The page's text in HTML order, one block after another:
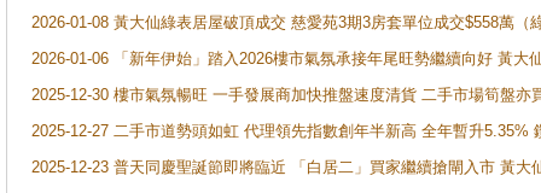
2026-01-08 黃大仙綠表居屋破頂成交 慈愛苑3期3房套單位成交$558萬（
2026-01-06 「新年伊始」踏入2026樓市氣氛承接年尾旺勢繼續向好 黃
2025-12-30 樓市氣氛暢旺 一手發展商加快推盤速度清貨 二手市場筍盤
2025-12-27 二手市道勢頭如虹 代理領先指數創年半新高 全年暫升5.35%
2025-12-23 普天同慶聖誕節即將臨近 「白居二」買家繼續搶閘入市 黃